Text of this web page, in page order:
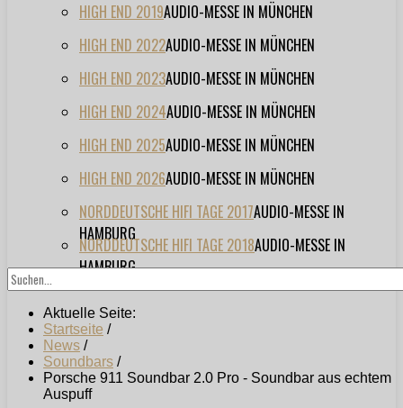
HIGH END 2019AUDIO-MESSE IN MÜNCHEN
HIGH END 2022AUDIO-MESSE IN MÜNCHEN
HIGH END 2023AUDIO-MESSE IN MÜNCHEN
HIGH END 2024AUDIO-MESSE IN MÜNCHEN
HIGH END 2025AUDIO-MESSE IN MÜNCHEN
HIGH END 2026AUDIO-MESSE IN MÜNCHEN
NORDDEUTSCHE HIFI TAGE 2017AUDIO-MESSE IN
HAMBURG
NORDDEUTSCHE HIFI TAGE 2018AUDIO-MESSE IN
HAMBURG
Aktuelle Seite:
Startseite /
News /
Soundbars /
Porsche 911 Soundbar 2.0 Pro - Soundbar aus echtem
Auspuff